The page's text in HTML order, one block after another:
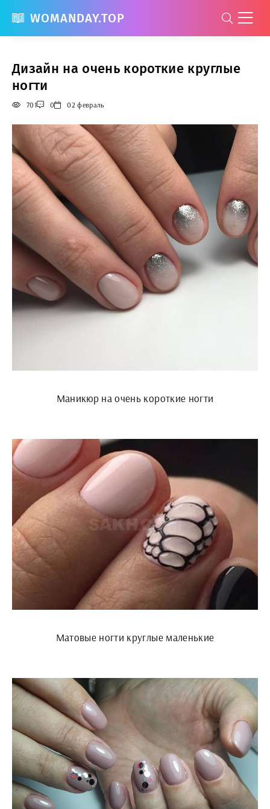
WOMANDAY.TOP
Дизайн на очень короткие круглые
ногти
701 0 02 февраль
Маникюр на очень короткие ногти
Матовые ногти круглые маленькие